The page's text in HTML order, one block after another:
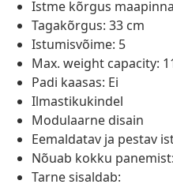
Istme kõrgus
Tagakõrgus: 33 cm
Istumisvõime: 5
Max. weight capacity:
Padi kaasas: Ei
Ilmastikukindel
Modulaarne disain
Eemaldatav ja pestav
Nõuab kokku
Tarne sisaldab: